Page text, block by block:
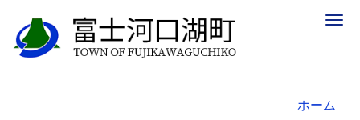
ホーム